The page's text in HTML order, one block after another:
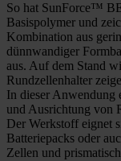
So hat SunForce™
Basispolymer und
Kombination aus
dünnwandiger
aus. Auf dem Stand
Rundzellenhalter
In dieser Anwendung
und Ausrichtung von
Der Werkstoff eignet
Batteriepacks oder
Zellen und